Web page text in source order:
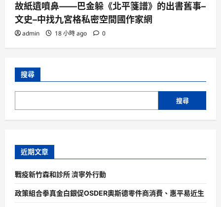
故紙遺噴鼻——巴金躲《北平箋譜》的出書舊事–
文史–中找九宮格私密空間國作家網
admin 18 小時 ago 0
搜尋
搜尋
近期文章
戰疫新竹森和診所 濟寧外行動
政策組合拳真金白銀促OSDER奧斯德零件商消費、惠平易近生